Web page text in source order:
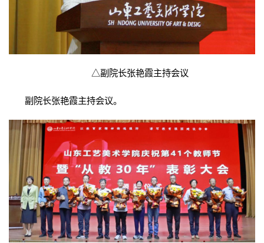
△副院长张艳霞主持会议
副院长张艳霞主持会议。